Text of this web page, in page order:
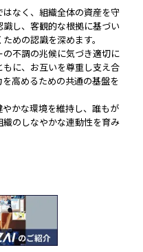
はなく、組織全体の資産を守
識し、客観的な根拠に基づい
めの認識を深めます。
の不調の兆候に気づき適切に
もに、お互いを尊重し支え合
を高めるための共通の基盤を
やかな環境を維持し、誰もが
織のしなやかな連動性を育み